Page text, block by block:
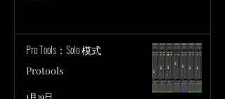
Pro Tools：Solo 模式
Protools
1月19日